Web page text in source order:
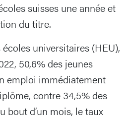
suisses une année et
du titre.
universitaires (HEU),
50,6% des jeunes
emploi immédiatement
contre 34,5% des
bout d’un mois, le taux